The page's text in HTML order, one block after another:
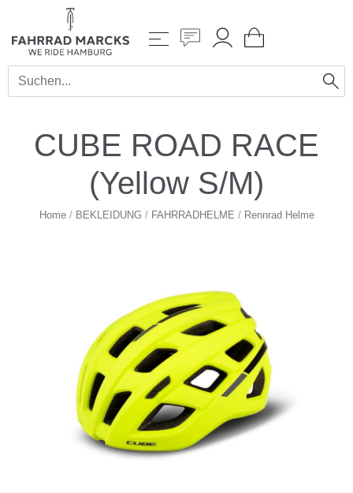
CUBE ROAD RACE
(Yellow S/M)
Home/ BEKLEIDUNG / FAHRRADHELME / Rennrad Helme